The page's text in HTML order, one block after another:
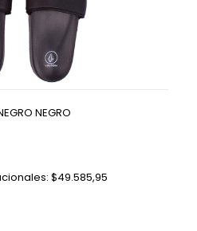
NEGRO
$49.585,95